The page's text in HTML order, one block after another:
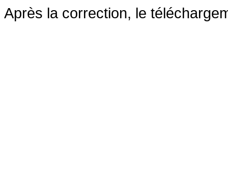
Après la correction, le